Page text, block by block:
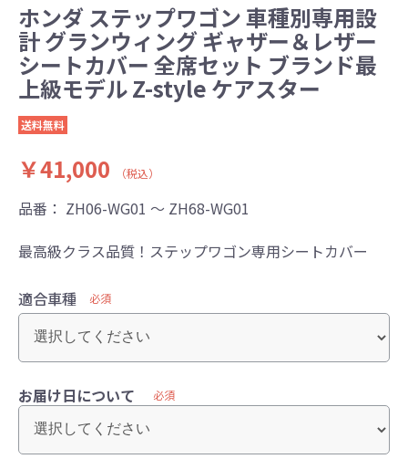
ホンダ ステップワゴン 車種別専用設
計 グランウィング ギャザー＆レザー
シートカバー 全席セット ブランド最
上級モデル Z-style ケアスター
送料無料
￥41,000 （税込）
品番： ZH06-WG01 ～ ZH68-WG01
最高級クラス品質！ステップワゴン専用シートカバー
適合車種 必須
お届け日について 必須